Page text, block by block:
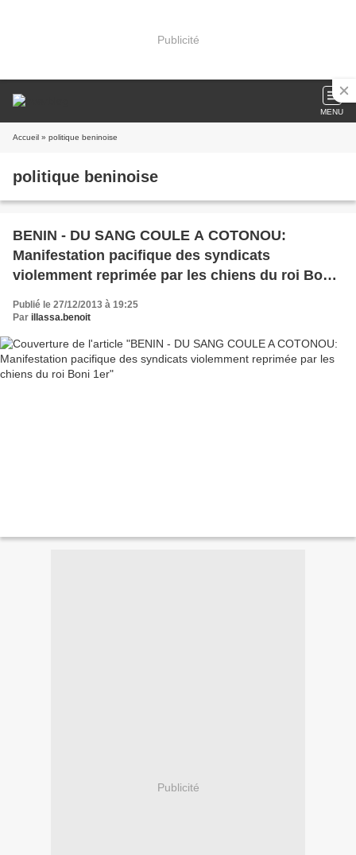
Publicité
MENU
Accueil » politique beninoise
politique beninoise
BENIN - DU SANG COULE A COTONOU:
Manifestation pacifique des syndicats
violemment reprimée par les chiens du roi Boni
Publié le 27/12/2013 à 19:25
Par illassa.benoit
Publicité